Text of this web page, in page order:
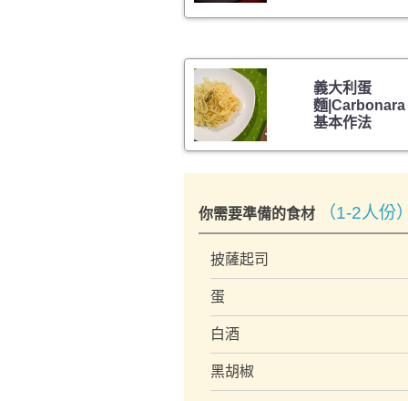
義大利蛋
麵|Carbonara
基本作法
你需要準備的食材 （1-2人份
披薩起司
蛋
白酒
黑胡椒